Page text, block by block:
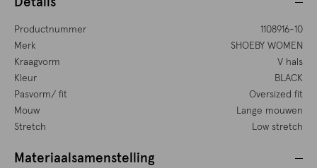
Productnummer
1108916-10
Merk
SHOEBY WOMEN
Kraagvorm
V hals
Kleur
BLACK
Pasvorm/ fit
Oversized fit
Mouw
Lange mouwen
Stretch
Low stretch
Materiaalsamenstelling